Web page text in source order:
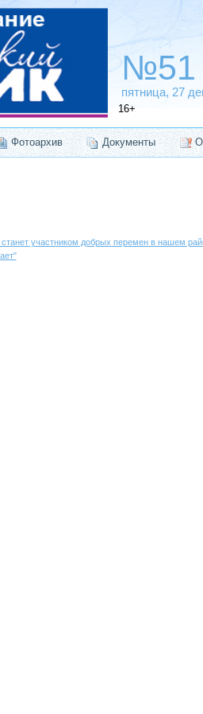
№51
пятница, 27
16+
Фотоархив Документы
участником добрых перемен в нашем